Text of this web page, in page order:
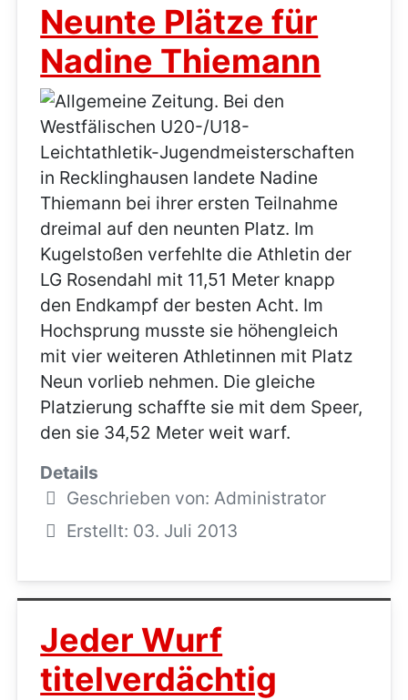
Neunte Plätze für
Nadine Thiemann
Details
Geschrieben von: Administrator
Erstellt: 03. Juli 2013
Jeder Wurf
titelverdächtig